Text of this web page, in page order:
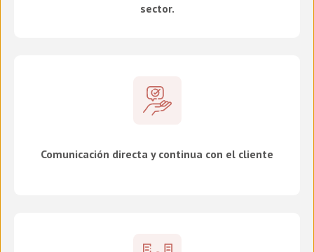
sector.
Comunicación directa y continua con el cliente